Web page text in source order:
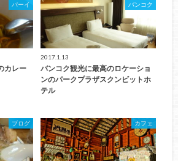
パーイ
カレー
バンコク
2017.1.13
バンコク観光に最高のロケーショ
ンのパークプラザスクンビットホ
テル
ブログ カフェ